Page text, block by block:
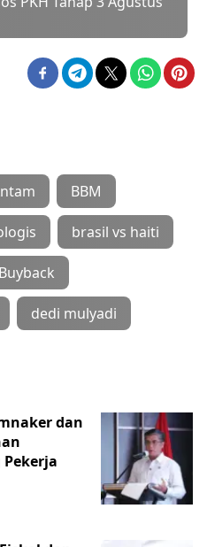
BBM
brasil vs haiti
Buyback
dedi mulyadi
dan